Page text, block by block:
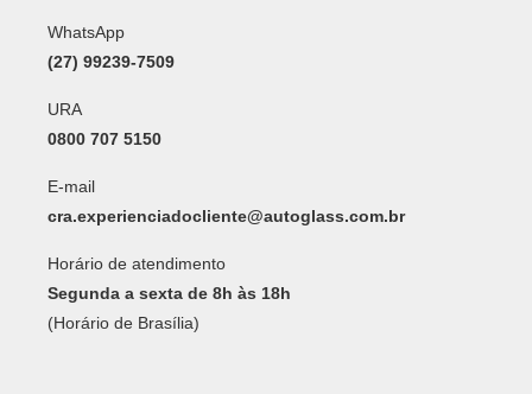
WhatsApp
(27) 99239-7509
URA
0800 707 5150
E-mail
cra.experienciadocliente@autoglass.com.br
Horário de atendimento
Segunda a sexta de 8h às 18h
(Horário de Brasília)